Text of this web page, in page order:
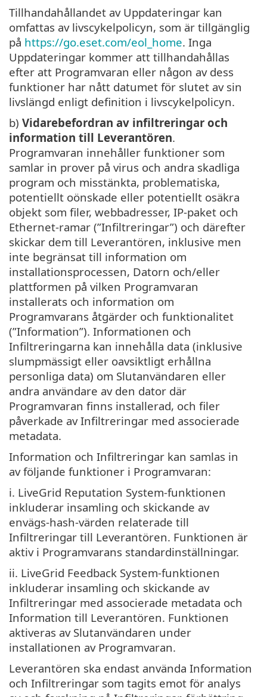
Tillhandahållandet av Uppdateringar kan
omfattas av livscykelpolicyn, som är tillgänglig
på https://go.eset.com/eol_home. Inga
Uppdateringar kommer att tillhandahållas
efter att Programvaran eller någon av dess
funktioner har nått datumet för slutet av sin
livslängd enligt definition i livscykelpolicyn.
b) Vidarebefordran av infiltreringar och
information till Leverantören.
Programvaran innehåller funktioner som
samlar in prover på virus och andra skadliga
program och misstänkta, problematiska,
potentiellt oönskade eller potentiellt osäkra
objekt som filer, webbadresser, IP-paket och
Ethernet-ramar (”Infiltreringar”) och därefter
skickar dem till Leverantören, inklusive men
inte begränsat till information om
installationsprocessen, Datorn och/eller
plattformen på vilken Programvaran
installerats och information om
Programvarans åtgärder och funktionalitet
(”Information”). Informationen och
Infiltreringarna kan innehålla data (inklusive
slumpmässigt eller oavsiktligt erhållna
personliga data) om Slutanvändaren eller
andra användare av den dator där
Programvaran finns installerad, och filer
påverkade av Infiltreringar med associerade
metadata.
Information och Infiltreringar kan samlas in
av följande funktioner i Programvaran:
i. LiveGrid Reputation System-funktionen
inkluderar insamling och skickande av
envägs-hash-värden relaterade till
Infiltreringar till Leverantören. Funktionen är
aktiv i Programvarans standardinställningar.
ii. LiveGrid Feedback System-funktionen
inkluderar insamling och skickande av
Infiltreringar med associerade metadata och
Information till Leverantören. Funktionen
aktiveras av Slutanvändaren under
installationen av Programvaran.
Leverantören ska endast använda Information
och Infiltreringar som tagits emot för analys